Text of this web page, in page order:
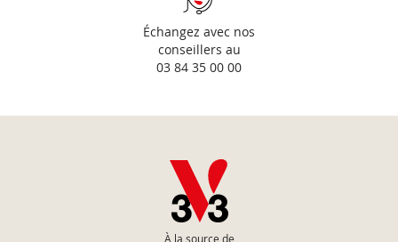
Échangez avec nos
conseillers au
03 84 35 00 00
À la source de